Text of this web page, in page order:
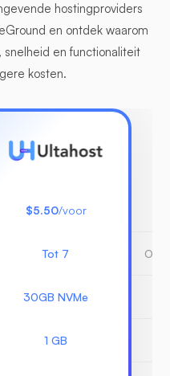
hostingproviders
en ontdek waarom
en functionaliteit
kosten.
$5.50/voor
Tot 7
30GB NVMe
1 GB